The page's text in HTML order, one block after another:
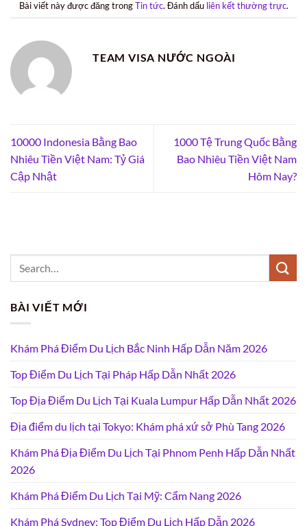
Bài viết này được đăng trongTin tức. Đánh dấu liên kết thường trực.
TEAM VISA NƯỚC NGOÀI
10000 Indonesia Bằng Bao
Nhiêu Tiền Việt Nam: Tỷ Giá
Cập Nhật
1000 Tệ Trung Quốc Bằng
Bao Nhiêu Tiền Việt Nam
Hôm Nay?
BÀI VIẾT MỚI
Khám Phá Điểm Du Lịch Bắc Ninh Hấp Dẫn Năm 2026
Top Điểm Du Lịch Tại Pháp Hấp Dẫn Nhất 2026
Top Địa Điểm Du Lịch Tại Kuala Lumpur Hấp Dẫn Nhất 2026
Địa điểm du lịch tại Tokyo: Khám phá xứ sở Phù Tang 2026
Khám Phá Địa Điểm Du Lịch Tại Phnom Penh Hấp Dẫn Nhất
2026
Khám Phá Điểm Du Lịch Tại Mỹ: Cẩm Nang 2026
Khám Phá Sydney: Top Điểm Du Lịch Hấp Dẫn 2026